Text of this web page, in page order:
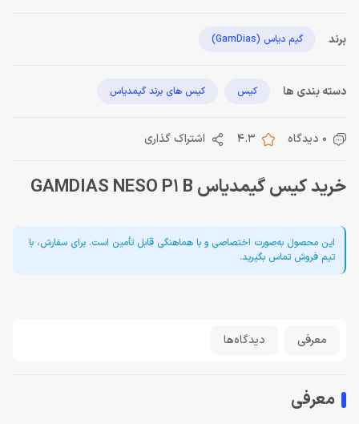
برند گیم دیاس (GamDias)
دسته بندی ها کیس کیس های برند گیمدیاس
0 دیدگاه 4.3 اشتراک گذاری
خرید کیس گیمدیاس GAMDIAS NESO P1 B
این محصول به‌صورت اختصاصی و با هماهنگی قابل تأمین است. برای سفارش، با
تیم فروش تماس بگیرید.
معرفی دیدگاه‌ها
معرفی